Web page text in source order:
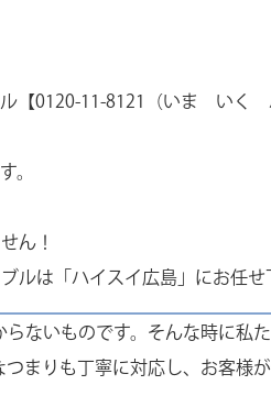
【0120-11-8121（いま いく
。
ん！
ルは「ハイスイ広島」にお任
ないものです。そんな時に私
まりも丁寧に対応し、お客様